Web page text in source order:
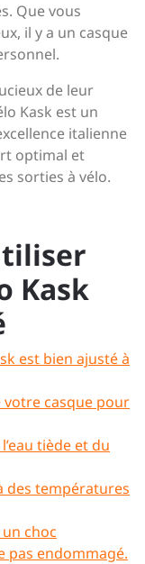
Que vous
il y a un casque
de leur
Kask est un
italienne
optimal et
sorties à vélo.
Kask
est bien ajusté à
votre casque pour
tiède et du
des températures
choc
pas endommagé.